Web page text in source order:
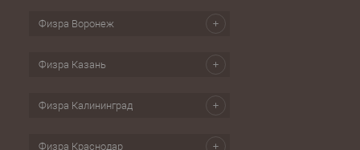
Физра Воронеж
Физра Казань
Физра Калининград
Физра Краснодар